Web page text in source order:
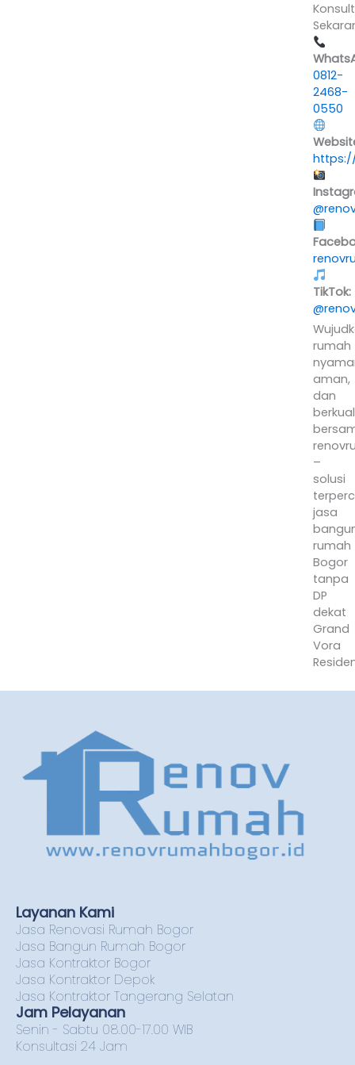
0812-
2468-
0550
TikTok:
rumah
aman,
dan
–
solusi
jasa
rumah
Bogor
tanpa
DP
dekat
Grand
Vora
Layanan Kami
Jasa Renovasi Rumah Bogor
Jasa Bangun Rumah Bogor
Jasa Kontraktor Bogor
Jasa Kontraktor Depok
Jasa Kontraktor Tangerang Selatan
Jam Pelayanan
Senin - Sabtu 08.00-17.00 WIB
Konsultasi 24 Jam